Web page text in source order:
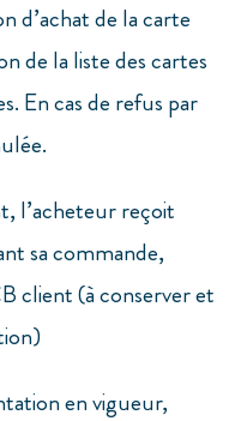
d’achat de la carte
de la liste des cartes
En cas de refus par
l’acheteur reçoit
sa commande,
client (à conserver et
en vigueur,